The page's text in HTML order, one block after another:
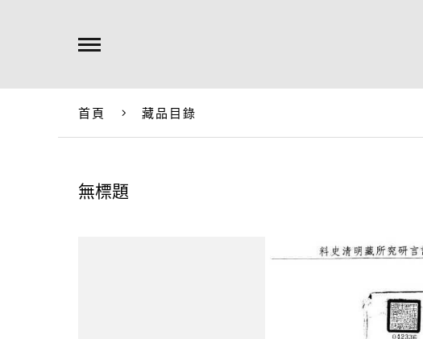
首頁 藏品目錄
無標題